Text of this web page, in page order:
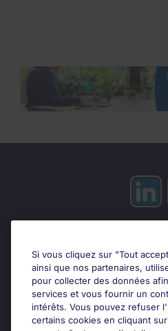
Candidats
Entreprises
Si vous cliquez sur "Tout
ainsi que nos partenaires,
pour collecter des données
services et vous fournir un
intérêts. Vous pouvez refuser
certains cookies en cliquant